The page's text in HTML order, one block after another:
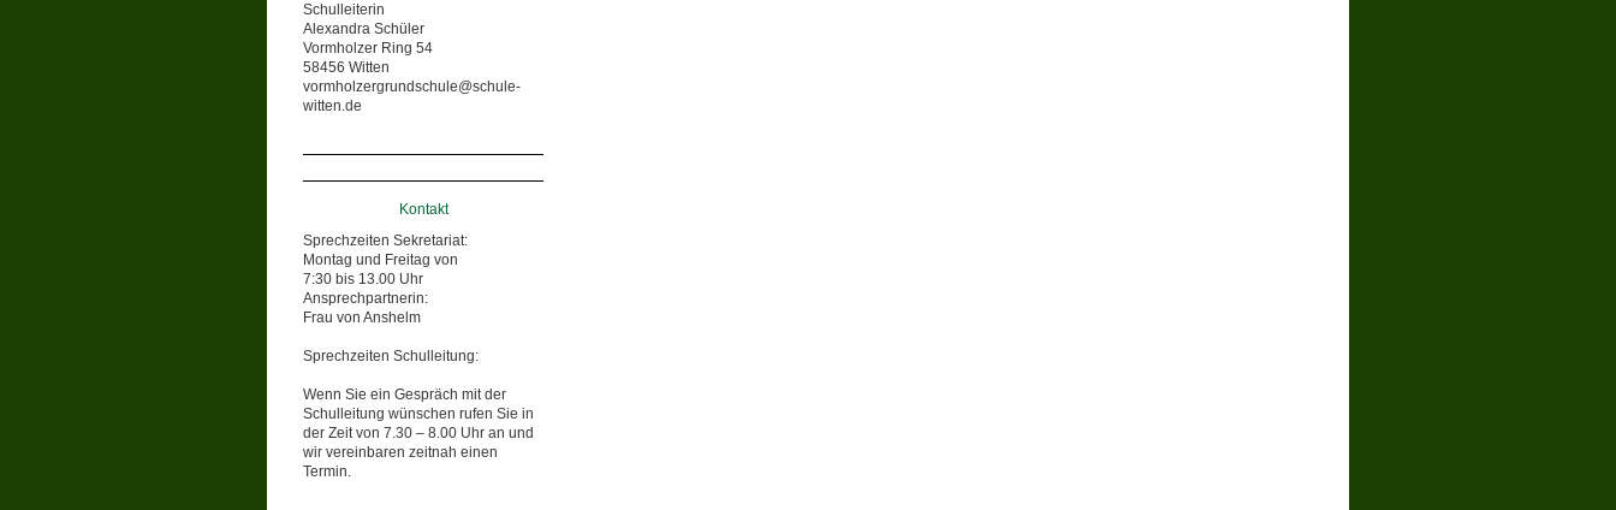
Schulleiterin
Alexandra Schüler
Vormholzer Ring 54
58456 Witten
vormholzergrundschule@schule-
witten.de
Kontakt
Sprechzeiten Sekretariat:
Montag und Freitag von
7:30 bis 13.00 Uhr
Ansprechpartnerin:
Frau von Anshelm
Sprechzeiten Schulleitung:
Wenn Sie ein Gespräch mit der
Schulleitung wünschen rufen Sie in
der Zeit von 7.30 – 8.00 Uhr an und
wir vereinbaren zeitnah einen
Termin.